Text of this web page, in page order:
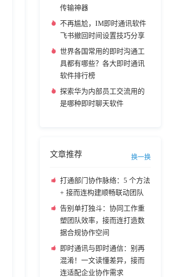
传输神器
不再尴尬，IM即时通讯软件
飞书撤回时间设置技巧分享
世界各国常用的即时沟通工
具都有哪些？各大即时通讯
软件排行榜
探索华为内部员工交流用的
是哪种即时聊天软件
文章推荐 换一换
打通部门协作脉络：5 个方法
+ 接而连构建顺畅联动团队
告别单打独斗：协同工作重
塑团队效率，接而连打造数
据合规协作空间
即时通讯与即时通信：别再
混淆！一文读懂差异，接而
连适配企业协作需求